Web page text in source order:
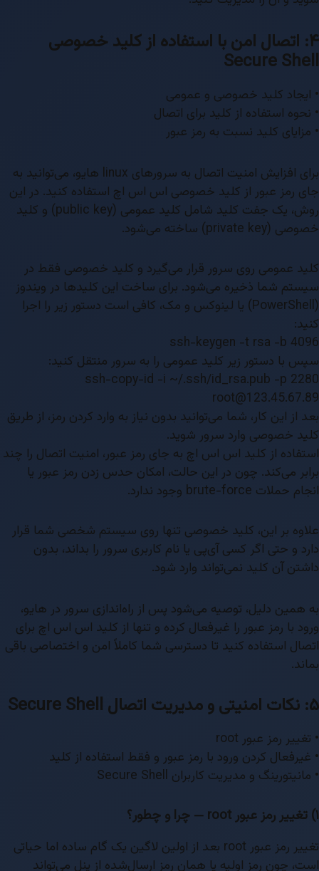
۴: اتصال امن با استفاده از کلید خصوصی
Secure Shell
• ایجاد کلید خصوصی و عمومی
• نحوه استفاده از کلید برای اتصال
• مزایای کلید نسبت به رمز عبور
برای افزایش امنیت اتصال به سرورهای linux هایو، می‌توانید به
جای رمز عبور از کلید خصوصی اس اس اچ استفاده کنید. در این
روش، یک جفت کلید شامل کلید عمومی (public key) و کلید
خصوصی (private key) ساخته می‌شود.
کلید عمومی روی سرور قرار می‌گیرد و کلید خصوصی فقط در
سیستم شما ذخیره می‌شود. برای ساخت این کلیدها در ویندوز
(PowerShell) یا لینوکس و مک، کافی است دستور زیر را اجرا
کنید:
ssh-keygen -t rsa -b 4096
سپس با دستور زیر کلید عمومی را به سرور منتقل کنید:
ssh-copy-id -i ~/.ssh/id_rsa.pub -p 2280
root@123.45.67.89
بعد از این کار، شما می‌توانید بدون نیاز به وارد کردن رمز، از طریق
کلید خصوصی وارد سرور شوید.
استفاده از کلید اس اس اچ به جای رمز عبور، امنیت اتصال را چند
برابر می‌کند. چون در این حالت، امکان حدس زدن رمز عبور یا
انجام حملات brute-force وجود ندارد.
علاوه بر این، کلید خصوصی تنها روی سیستم شخصی شما قرار
دارد و حتی اگر کسی آی‌پی یا نام کاربری سرور را بداند، بدون
داشتن آن کلید نمی‌تواند وارد شود.
به همین دلیل، توصیه می‌شود پس از راه‌اندازی سرور در هایو،
ورود با رمز عبور را غیرفعال کرده و تنها از کلید اس اس اچ برای
اتصال استفاده کنید تا دسترسی شما کاملاً امن و اختصاصی باقی
بماند.
۵: نکات امنیتی و مدیریت اتصال Secure Shell
• تغییر رمز عبور root
• غیرفعال کردن ورود با رمز عبور و فقط استفاده از کلید
• مانیتورینگ و مدیریت کاربران Secure Shell
۱) تغییر رمز عبور root — چرا و چطور؟
تغییر رمز عبور root بعد از اولین لاگین یک گام ساده اما حیاتی
است، چون رمز اولیه یا همان رمز ارسال‌شده از پنل می‌تواند